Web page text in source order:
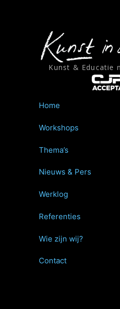
Kunst & Educatie
Home
Workshops
Thema’s
Nieuws & Pers
Werklog
Referenties
Wie zijn wij?
Contact